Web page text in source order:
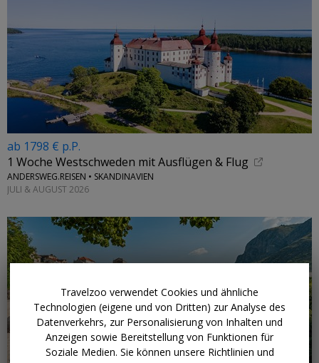
ab 1798 € p.P.
1 Woche Westschweden mit Ausflügen & Flug
ANDERSWEG.REISEN • SKANDINAVIEN
JULI & AUGUST 2026
Travelzoo verwendet Cookies und ähnliche
Technologien (eigene und von Dritten) zur Analyse des
Datenverkehrs, zur Personalisierung von Inhalten und
Anzeigen sowie Bereitstellung von Funktionen für
Soziale Medien. Sie können unsere Richtlinien und